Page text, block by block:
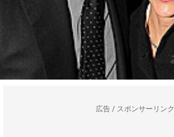
広告 / スポンサーリンク